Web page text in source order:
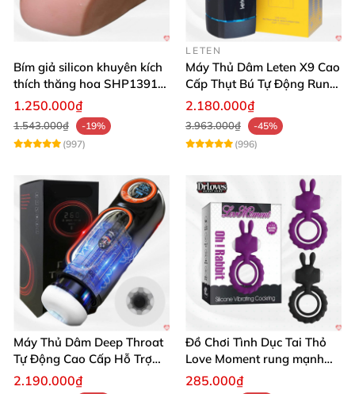
Bím giả silicon khuyên kích
thích thăng hoa SHP1391
ShopHanhPhuc
1.250.000₫
1.543.000₫
-19%
(997)
LETEN
Máy Thủ Dâm Leten X9 Cao
Cấp Thụt Bú Tự Động Rung
Rên
2.180.000₫
3.963.000₫
-45%
(996)
Máy Thủ Dâm Deep Throat
Tự Động Cao Cấp Hỗ Trợ
Gắn Tường
2.190.000₫
Đồ Chơi Tình Dục Tai Thỏ
Love Moment rung mạnh
mẽ êm ái
285.000₫